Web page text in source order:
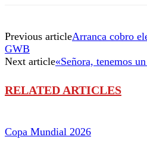
Previous articleArranca cobro
GWB
Next article«Señora, tenemos
RELATED ARTICLES
Copa Mundial 2026